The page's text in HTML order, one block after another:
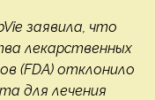
заявила, что
лекарственных
(FDA) отклонило
для лечения